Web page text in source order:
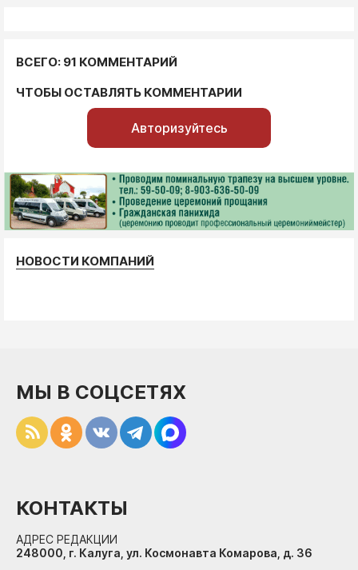
ВСЕГО: 91 КОММЕНТАРИЙ
ЧТОБЫ ОСТАВЛЯТЬ КОММЕНТАРИИ
Авторизуйтесь
НОВОСТИ КОМПАНИЙ
МЫ В СОЦСЕТЯХ
КОНТАКТЫ
АДРЕС РЕДАКЦИИ
248000, г. Калуга, ул. Космонавта Комарова, д. 36